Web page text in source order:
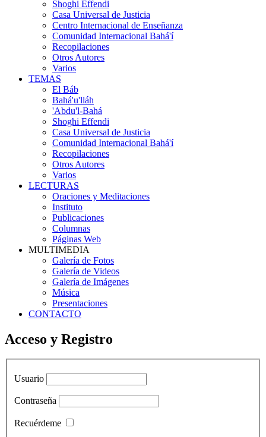
Shoghi Effendi
Casa Universal de Justicia
Centro Internacional de Enseñanza
Comunidad Internacional Bahá'í
Recopilaciones
Otros Autores
Varios
TEMAS
El Báb
Bahá'u'lláh
'Abdu'l-Bahá
Shoghi Effendi
Casa Universal de Justicia
Comunidad Internacional Bahá'í
Recopilaciones
Otros Autores
Varios
LECTURAS
Oraciones y Meditaciones
Instituto
Publicaciones
Columnas
Páginas Web
MULTIMEDIA
Galería de Fotos
Galería de Videos
Galería de Imágenes
Música
Presentaciones
CONTACTO
Acceso y Registro
Usuario
Contraseña
Recuérdeme